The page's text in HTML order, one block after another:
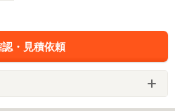
・見積依頼